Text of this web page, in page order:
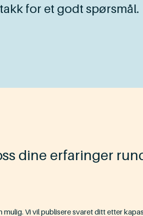
for et godt spørsmål.
dine erfaringer
Vi vil publisere svaret ditt etter